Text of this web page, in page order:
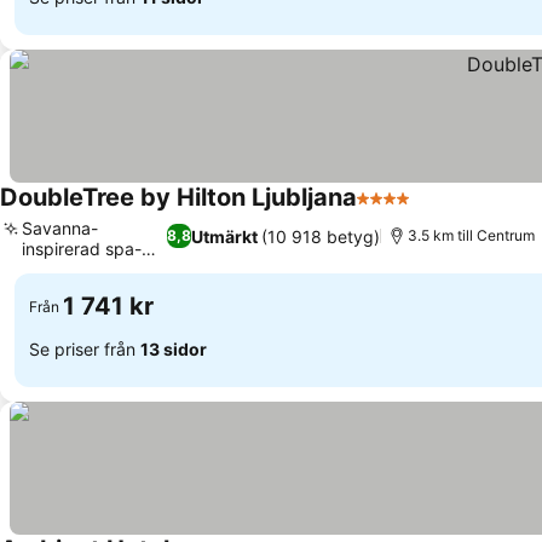
DoubleTree by Hilton Ljubljana4 Stjärnor
8,8Utmärkt (10 918 betyg)
Savanna-
inspirerad spa-
oas
3.5 km till Centrum
Från 1 741 kr
Se priser från 13 sidor